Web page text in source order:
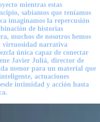
mientras estas
sabíamos que teníamos
imaginamos la repercusión
de historias
muchos de nosotros hemos
virtuosidad narrativa
única capaz de conectar
Javier Juliá, director de
menor para un material que
actuaciones
intimidad y acción hasta